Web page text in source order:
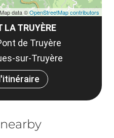
LA TRUYÈRE
de Truyère
sur-Truyère
data ©OpenStreetMap contributors